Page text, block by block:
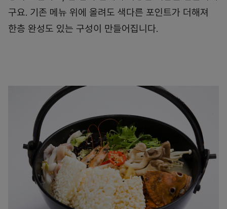
구요. 기존 메뉴 위에 올려도 색다른 포인트가 더해져
한층 완성도 있는 구성이 만들어집니다.